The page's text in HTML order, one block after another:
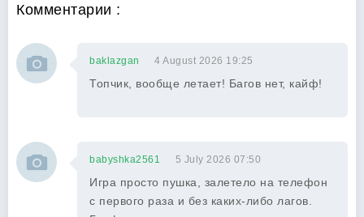
Комментарии :
baklazgan 4 August 2026 19:25
Топчик, вообще летает! Багов нет, кайф!
babyshka2561 5 July 2026 07:50
Игра просто пушка, залетело на телефон
с первого раза и без каких-либо лагов.